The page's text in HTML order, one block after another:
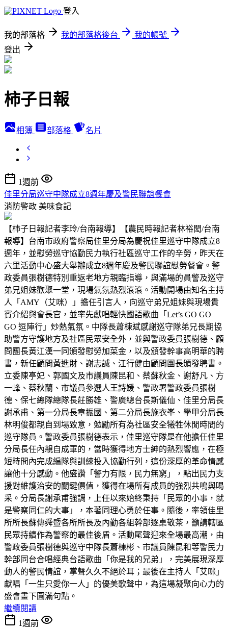
登入
我的部落格 我的部落格後台
我的帳號
登出
柿子日報
相簿 部落格 名片
1週前
佳里分局巡守中隊成立8週年慶及警民聯誼餐會
消防警政 美味食記
【柿子日報記者李玲/台南報導】【農民時報記者林裕閎/台南
報導】台南市政府警察局佳里分局為慶祝佳里巡守中隊成立8
週年，並慰勞巡守協勤民力執行社區巡守工作的辛勞，昨天在
六里活動中心盛大舉辦成立8週年慶及警民聯誼慰勞餐會。警
政委員張樹德特別重返老地方親臨指導，與滿場的員警及巡守
弟兄姐妹歡聚一堂，現場氣氛熱烈滾滾。活動開場由知名主持
人「AMY（艾咪）」擔任引言人，向巡守弟兄姐妹與現場貴
賓介紹與會長官，並率先獻唱輕快國語歌曲「Let’s GO GO
GO 逗陣行」炒熱氣氛。中隊長蕭棟斌感謝巡守隊弟兄長期協
助警方守護地方及社區民眾安全外，並與警政委員張樹德、顧
問團長黃江漢一同頒發慰勞加菜金，以及頒發幹事高明華的聘
書，新任顧問黃進財、謝志誠、江行健由顧問團長頒發聘書。
立委陳亭妃、郭國文及市議員陳昆和、蔡蘇秋金、謝舒凡、方
一峰、蔡秋蘭、市議員參選人王詩媛、警政署警政委員張樹
德、保七總隊總隊長莊勝雄、警廣總台長斯儀仙、佳里分局長
謝承甫、第一分局長章振國、第二分局長施衣峯、學甲分局長
林明俊都親自到場致意，勉勵所有為社區安全犧牲休閒時間的
巡守隊員。警政委員張樹德表示，佳里巡守隊是在他擔任佳里
分局長任內親自成軍的，當時獲得地方士紳的熱烈響應，在極
短時間內完成編隊與訓練投入協勤行列，這份深厚的革命情感
讓他十分感動。他盛讚「警力有限，民力無窮」，點出民力支
援對維護治安的關鍵價值，獲得在場所有成員的強烈共鳴與喝
采。分局長謝承甫強調，上任以來始終秉持「民眾的小事，就
是警察同仁的大事」，本著同理心勇於任事。隨後，率領佳里
所所長蘇傳舜暨各所所長及內勤各組幹部逐桌敬茶，籲請轄區
民眾持續作為警察的最佳後盾。活動尾聲迎來全場最高潮，由
警政委員張樹德與巡守中隊長蕭棟彬、市議員陳昆和等警民力
幹部同台合唱經典台語歌曲「你是我的兄弟」，完美展現深厚
動人的警民情誼，掌聲久久不絕於耳；最後在主持人「艾咪」
獻唱「一生只愛你一人」的優美歌聲中，為這場凝聚向心力的
盛會畫下圓滿句點。
繼續閱讀
1週前